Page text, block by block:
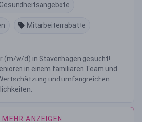
Gesundheitsangebote
Mitarbeiterrabatte
(m/w/d) in Stavenhagen gesucht!
in einem familiären Team und
und umfangreichen
MEHR ANZEIGEN